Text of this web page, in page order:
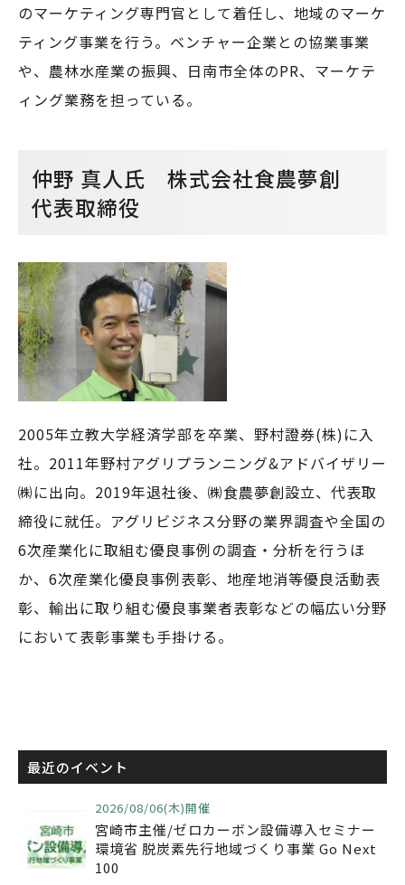
のマーケティング専門官として着任し、地域のマーケ
ティング事業を行う。ベンチャー企業との協業事業
や、農林水産業の振興、日南市全体のPR、マーケテ
ィング業務を担っている。
仲野 真人氏 株式会社食農夢創
代表取締役
2005年立教大学経済学部を卒業、野村證券(株)に入
社。2011年野村アグリプランニング&アドバイザリー
㈱に出向。2019年退社後、㈱食農夢創設立、代表取
締役に就任。アグリビジネス分野の業界調査や全国の
6次産業化に取組む優良事例の調査・分析を行うほ
か、6次産業化優良事例表彰、地産地消等優良活動表
彰、輸出に取り組む優良事業者表彰などの幅広い分野
において表彰事業も手掛ける。
最近のイベント
2026/08/06(木)開催
宮崎市主催/ゼロカーボン設備導入セミナー
環境省 脱炭素先行地域づくり事業 Go Next
100